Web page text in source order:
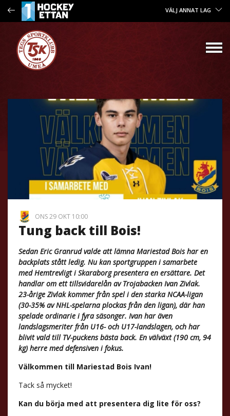
VÄLJ ANNAT LAG
ONS 29 OKT 10:00
Tung back till Bois!
Sedan Eric Granrud valde att lämna Mariestad Bois har en
backplats stått ledig. Nu kan sportgruppen i samarbete
med Hemtrevligt i Skaraborg presentera en ersättare. Det
handlar om ett tillsvidarelån av Trojabacken Ivan Zivlak.
23-årige Zivlak kommer från spel i den starka NCAA-ligan
(30-35% av NHL-spelarna plockas från den ligan), där han
spelade ordinarie i fyra säsonger. Ivan har även
landslagsmeriter från U16- och U17-landslagen, och har
blivit vald till TV-puckens bästa back. En välväxt (190 cm, 94
kg) herre med defensiven i fokus.
Välkommen till Mariestad Bois Ivan!
Tack så mycket!
Kan du börja med att presentera dig lite för oss?